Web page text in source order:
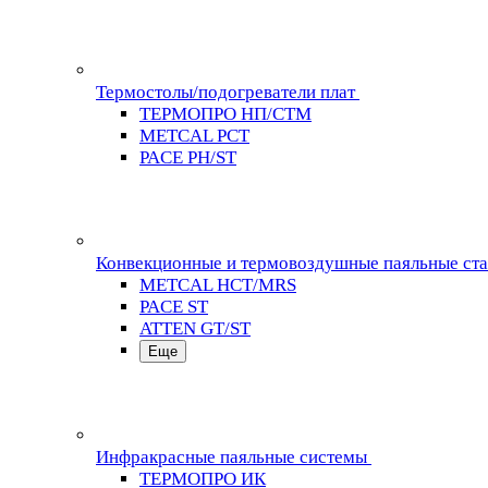
Термостолы/подогреватели плат
ТЕРМОПРО НП/СТМ
METCAL PCT
PACE PH/ST
Конвекционные и термовоздушные паяльные
METCAL HCT/MRS
PACE ST
ATTEN GT/ST
Еще
Инфракрасные паяльные системы
ТЕРМОПРО ИК